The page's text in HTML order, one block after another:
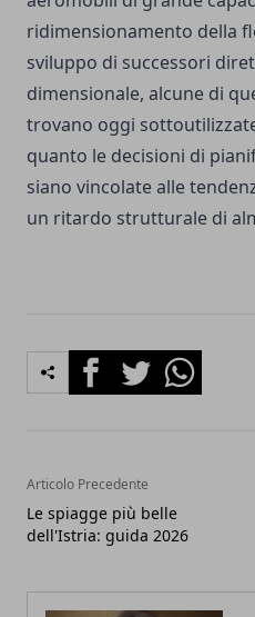
ridimensionamento della
sviluppo di successori
dimensionale, alcune di
trovano oggi
quanto le decisioni di
siano vincolate alle
un ritardo strutturale di
FacebookTwitterWhatsapp
Articolo Precedente
Le spiagge più belle
dell'Istria: guida 2026